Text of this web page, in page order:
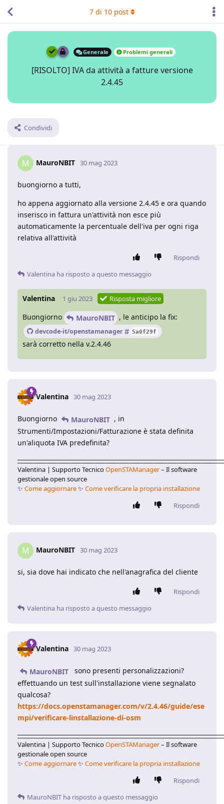
Generale Problemi generali
[RISOLTO] IVA da attività a fatture versione
2.4.45
Condividi
7di 10post
M MauroNBIT 30 mag 2023
buongiorno a tutti,
ho appena aggiornato alla versione 2.4.45 e ora quando
inserisco in fattura un'attività non esce più
automaticamente la percentuale dell'iva per ogni riga
relativa all'attività
Rispondi
Valentina ha risposto a questo messaggio
Valentina 1 giu 2023 Risposta migliore
Buongiorno MauroNBIT , le anticipo la fix:
devcode-it/openstamanager 5a0f29f
sarà corretto nella v.2.4.46
Valentina 30 mag 2023
Buongiorno MauroNBIT , in
Strumenti/Impostazioni/Fatturazione è stata definita
un'aliquota IVA predefinita?
Valentina | Supporto TecnicoOpenSTAManager– Il software
gestionale open source
✨ Come aggiornare✨ Come verificare la propria installazione
Rispondi
M MauroNBIT 30 mag 2023
si, sia dove hai indicato che nell'anagrafica del cliente
Rispondi
Valentina ha risposto a questo messaggio
Valentina 30 mag 2023
MauroNBIT
sono presenti personalizzazioni?
effettuando un test sull'installazione viene segnalato
qualcosa?
https://docs.openstamanager.com/v/2.4.46/guide/ese
mpi/verificare-linstallazione-di-osm
Valentina | Supporto TecnicoOpenSTAManager– Il software
gestionale open source
✨ Come aggiornare✨ Come verificare la propria installazione
Rispondi
MauroNBIT ha risposto a questo messaggio